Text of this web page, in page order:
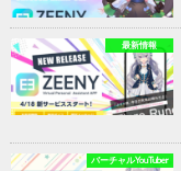
最新情報
バーチャルYouTuber